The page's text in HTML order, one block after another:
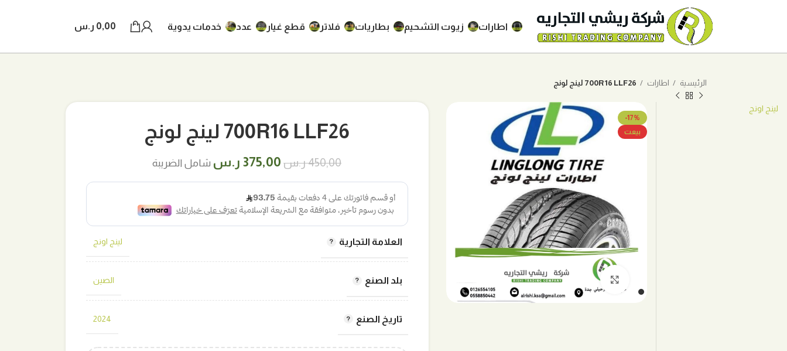
اطارات زيوت التشحيم بطاريات فلاتر قطع غيار عدد خدمات يدوية 0,00 ر.س
الرئيسية اطارات 700R16 LLF26 لينج لونج
-17%
بيعت
اضغط للتكبير
700R16 LLF26 لينج لونج
450,00ر.س السعر
هو:
450,00 ر.س.
375,00 ر.سالسعر
375,00 ر.س.
شامل الضريبة
العلامة التجارية لينج اونج
بلد الصنع الصين
تاريخ الصنع 2024
لينج اونج